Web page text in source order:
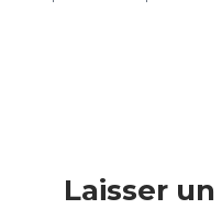
Laisser